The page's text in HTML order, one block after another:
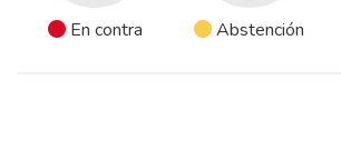
En contra Abstención